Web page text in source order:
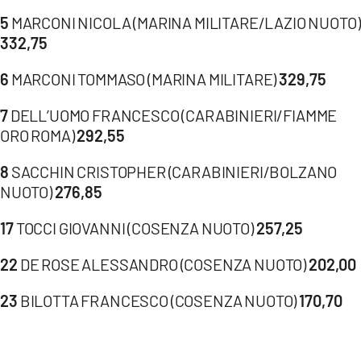
5 MARCONI NICOLA (MARINA MILITARE/LAZIO NUOTO)
332,75
6 MARCONI TOMMASO (MARINA MILITARE)329,75
7DELL’UOMO FRANCESCO (CARABINIERI/FIAMME
ORO ROMA)292,55
8 SACCHIN CRISTOPHER (CARABINIERI/BOLZANO
NUOTO)276,85
17TOCCI GIOVANNI (COSENZA NUOTO)257,25
22 DE ROSE ALESSANDRO (COSENZA NUOTO)202,00
23 BILOTTA FRANCESCO (COSENZA NUOTO)170,70